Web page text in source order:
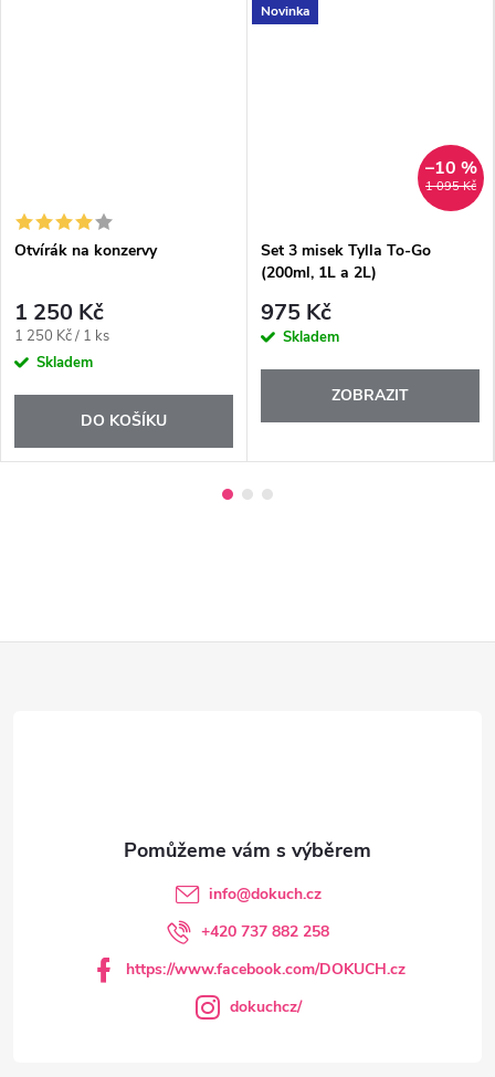
Otvírák na konzervy
1 250 Kč
Měrná
cena:
1 250 Kč / 1 ks
Skladem
DO KOŠÍKU
Novinka
1 095 Kč
–10 %
Set 3 misek Tylla To-Go
(200ml, 1L a 2L)
975 Kč
Skladem
ZOBRAZIT
info@dokuch.cz
+420 737 882 258
https://www.facebook.com/DOKUCH.cz
dokuchcz/